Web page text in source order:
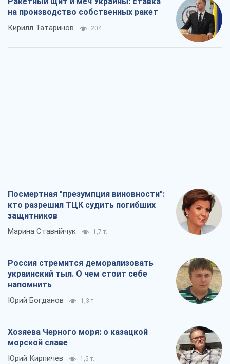
на производство собственных ракет
Кирилл Татаринов 204
Посмертная "презумпция виновности":
кто разрешил ТЦК судить погибших
защитников
Марина Ставнійчук 1,7 т.
Россия стремится деморализовать
украинский тыл. О чем стоит себе
напомнить
Юрий Богданов 1,3 т.
Хозяева Черного моря: о казацкой
морской славе
Юрий Кирпичев 1,5 т.